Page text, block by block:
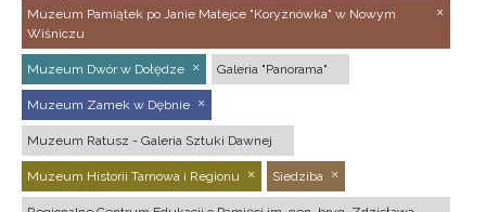
Muzeum Pamiątek po Janie Matejce "Koryznówka" w Nowym
Wiśniczu
Muzeum Dwór w Dołędze Galeria "Panorama"
Muzeum Zamek w Dębnie
Muzeum Ratusz - Galeria Sztuki Dawnej
Muzeum Historii Tarnowa i Regionu Siedziba